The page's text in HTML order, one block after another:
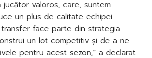
valoros, care, suntem
un plus de calitate echipei
face parte din strategia
un lot competitiv și de a ne
pentru acest sezon,” a declarat